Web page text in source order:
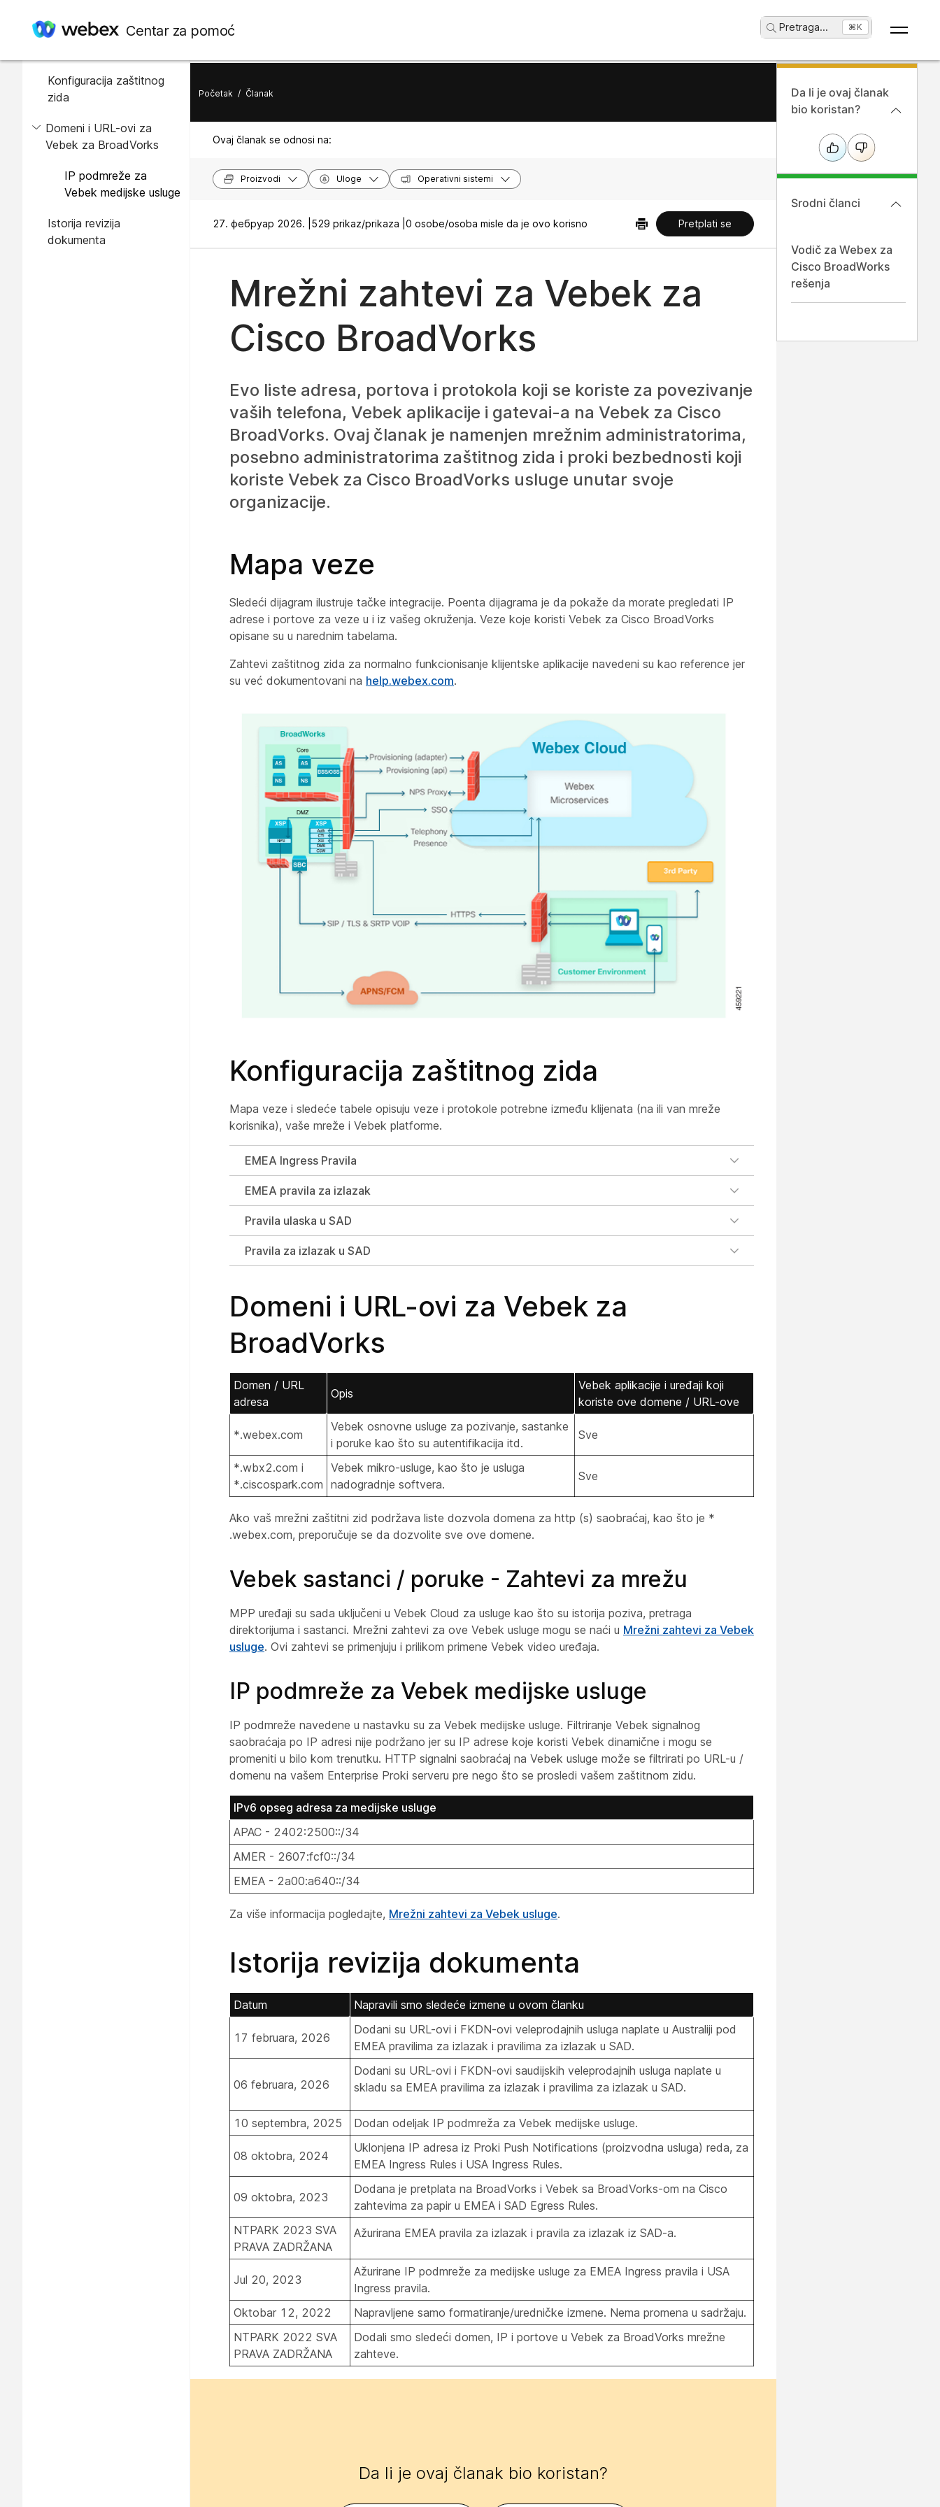
Centar za pomoć Pretraga... ⌘K
U ovom članku
Konfiguracija zaštitnog
zida
Domeni i URL-ovi za
Vebek za BroadVorks
IP podmreže za
Vebek medijske usluge
Istorija revizija
dokumenta
Početak / Članak
Ovaj članak se odnosi na:
Proizvodi Uloge Operativni sistemi
27. фебруар 2026. | 529 prikaz/prikaza | 0 osobe/osoba misle da je ovo korisno Pretplati se
Mrežni zahtevi za Vebek za
Cisco BroadVorks
Evo liste adresa, portova i protokola koji se koriste za povezivanje
vaših telefona, Vebek aplikacije i gatevai-a na Vebek za Cisco
BroadVorks. Ovaj članak je namenjen mrežnim administratorima,
posebno administratorima zaštitnog zida i proki bezbednosti koji
koriste Vebek za Cisco BroadVorks usluge unutar svoje
organizacije.
Mapa veze
Sledeći dijagram ilustruje tačke integracije. Poenta dijagrama je da pokaže da morate pregledati IP
adrese i portove za veze u i iz vašeg okruženja. Veze koje koristi Vebek za Cisco BroadVorks
opisane su u narednim tabelama.
Zahtevi zaštitnog zida za normalno funkcionisanje klijentske aplikacije navedeni su kao reference jer
su već dokumentovani na help.webex.com.
Konfiguracija zaštitnog zida
Mapa veze i sledeće tabele opisuju veze i protokole potrebne između klijenata (na ili van mreže
korisnika), vaše mreže i Vebek platforme.
EMEA Ingress Pravila
EMEA pravila za izlazak
Pravila ulaska u SAD
Pravila za izlazak u SAD
Domeni i URL-ovi za Vebek za
BroadVorks
Domen / URL
adresa
Opis
Vebek aplikacije i uređaji koji
koriste ove domene / URL-ove
*.webex.com
Vebek osnovne usluge za pozivanje, sastanke
i poruke kao što su autentifikacija itd.
Sve
*.wbx2.com i
*.ciscospark.com
Vebek mikro-usluge, kao što je usluga
nadogradnje softvera.
Sve
Ako vaš mrežni zaštitni zid podržava liste dozvola domena za http (s) saobraćaj, kao što je *
.webex.com, preporučuje se da dozvolite sve ove domene.
Vebek sastanci / poruke - Zahtevi za mrežu
MPP uređaji su sada uključeni u Vebek Cloud za usluge kao što su istorija poziva, pretraga
direktorijuma i sastanci. Mrežni zahtevi za ove Vebek usluge mogu se naći u Mrežni zahtevi za Vebek
usluge. Ovi zahtevi se primenjuju i prilikom primene Vebek video uređaja.
IP podmreže za Vebek medijske usluge
IP podmreže navedene u nastavku su za Vebek medijske usluge. Filtriranje Vebek signalnog
saobraćaja po IP adresi nije podržano jer su IP adrese koje koristi Vebek dinamične i mogu se
promeniti u bilo kom trenutku. HTTP signalni saobraćaj na Vebek usluge može se filtrirati po URL-u /
domenu na vašem Enterprise Proki serveru pre nego što se prosledi vašem zaštitnom zidu.
IPv6 opseg adresa za medijske usluge
APAC - 2402:2500::/34
AMER - 2607:fcf0::/34
EMEA - 2a00:a640::/34
Za više informacija pogledajte, Mrežni zahtevi za Vebek usluge.
Istorija revizija dokumenta
Datum Napravili smo sledeće izmene u ovom članku
17 februara, 2026
Dodani su URL-ovi i FKDN-ovi veleprodajnih usluga naplate u Australiji pod
EMEA pravilima za izlazak i pravilima za izlazak u SAD.
06 februara, 2026
Dodani su URL-ovi i FKDN-ovi saudijskih veleprodajnih usluga naplate u
skladu sa EMEA pravilima za izlazak i pravilima za izlazak u SAD.
10 septembra, 2025 Dodan odeljak IP podmreža za Vebek medijske usluge.
08 oktobra, 2024
Uklonjena IP adresa iz Proki Push Notifications (proizvodna usluga) reda, za
EMEA Ingress Rules i USA Ingress Rules.
09 oktobra, 2023
Dodana je pretplata na BroadVorks i Vebek sa BroadVorks-om na Cisco
zahtevima za papir u EMEA i SAD Egress Rules.
NTPARK 2023 SVA
PRAVA ZADRŽANA
Ažurirana EMEA pravila za izlazak i pravila za izlazak iz SAD-a.
Jul 20, 2023
Ažurirane IP podmreže za medijske usluge za EMEA Ingress pravila i USA
Ingress pravila.
Oktobar 12, 2022
Napravljene samo formatiranje/uredničke izmene. Nema promena u sadržaju.
NTPARK 2022 SVA
PRAVA ZADRŽANA
Dodali smo sledeći domen, IP i portove u Vebek za BroadVorks mrežne
zahteve.
Da li je ovaj članak bio koristan?
Da li je ovaj članak
bio koristan?
Srodni članci
Vodič za Webex za
Cisco BroadWorks
rešenja